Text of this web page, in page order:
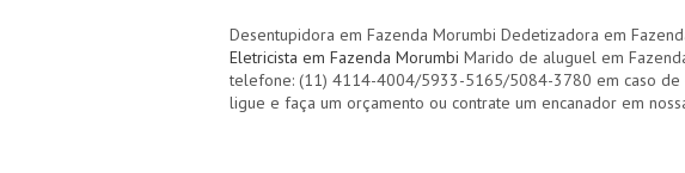
Desentupidora em Fazenda Morumbi Dedetizadora em
Eletricista em Fazenda Morumbi Marido de aluguel em
telefone: (11) 4114-4004/5933-5165/5084-3780 em caso de
ligue e faça um orçamento ou contrate um encanador em